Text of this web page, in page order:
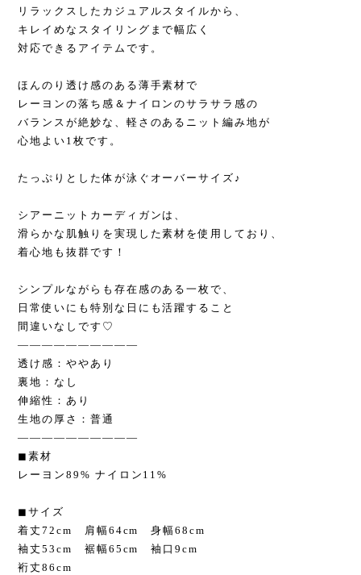
リラックスしたカジュアルスタイルから、
キレイめなスタイリングまで幅広く
対応できるアイテムです。
ほんのり透け感のある薄手素材で
レーヨンの落ち感＆ナイロンのサラサラ感の
バランスが絶妙な、軽さのあるニット編み地が
心地よい1枚です。
たっぷりとした体が泳ぐオーバーサイズ♪
シアーニットカーディガンは、
滑らかな肌触りを実現した素材を使用しており、
着心地も抜群です！
シンプルながらも存在感のある一枚で、
日常使いにも特別な日にも活躍すること
間違いなしです♡
——————————
透け感：ややあり
裏地：なし
伸縮性：あり
生地の厚さ：普通
——————————
◼︎素材
レーヨン89% ナイロン11%
◼︎サイズ
着丈72cm 肩幅64cm 身幅68cm
袖丈53cm 裾幅65cm 袖口9cm
裄丈86cm